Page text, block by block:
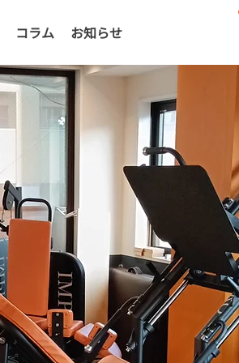
コラム お知らせ